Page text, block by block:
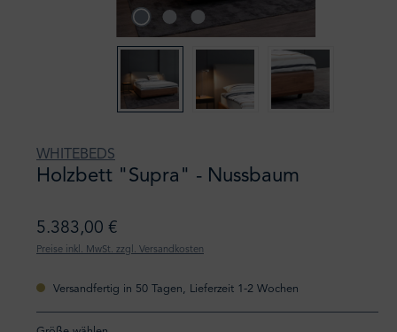
WHITEBEDS
Holzbett "Supra" - Nussbaum
5.383,00 €
Preise inkl. MwSt. zzgl. Versandkosten
Versandfertig in 50 Tagen, Lieferzeit 1-2 Wochen